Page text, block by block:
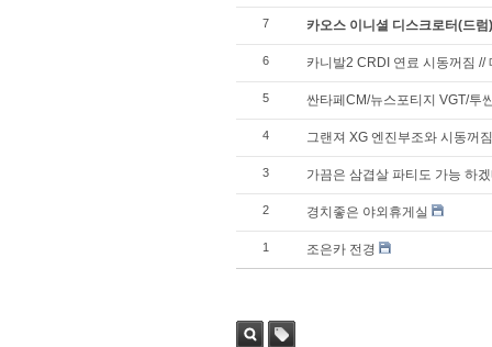
7 카오스 이니셜 디스크로터(드럼)
6 카니발2 CRDI 연료 시동꺼짐 //
5 싼타페CM/뉴스포티지 VGT/투
4 그랜져 XG 엔진부조와 시동꺼짐
3 가끔은 삼겹살 파티도 가능 하
2 경치좋은 야외휴게실
1 조은카 전경